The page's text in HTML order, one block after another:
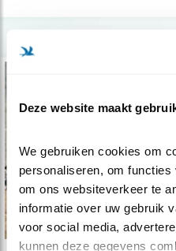
Deze website maakt
We gebruiken cookies om
personaliseren, om
om ons websiteverkeer te
informatie over uw gebruik
voor social media,
kunnen deze gegevens